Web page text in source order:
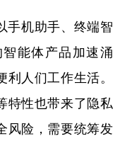
悦读
网 上市公司
机助手、终端智
能体产品加速涌
人们工作生活。
特性也带来了隐私
风险，需要统筹发